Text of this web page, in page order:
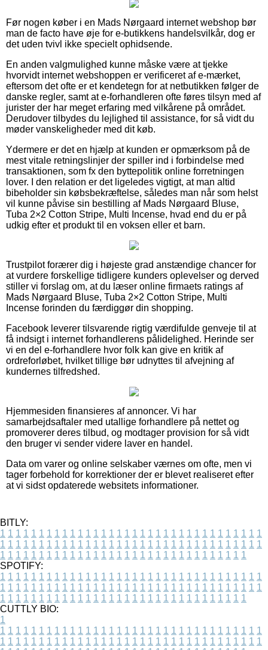
Før nogen køber i en Mads Nørgaard internet webshop bør
man de facto have øje for e-butikkens handelsvilkår, dog er
det uden tvivl ikke specielt ophidsende.
En anden valgmulighed kunne måske være at tjekke
hvorvidt internet webshoppen er verificeret af e-mærket,
eftersom det ofte er et kendetegn for at netbutikken følger de
danske regler, samt at e-forhandleren ofte føres tilsyn med af
jurister der har meget erfaring med vilkårene på området.
Derudover tilbydes du lejlighed til assistance, for så vidt du
møder vanskeligheder med dit køb.
Ydermere er det en hjælp at kunden er opmærksom på de
mest vitale retningslinjer der spiller ind i forbindelse med
transaktionen, som fx den byttepolitik online forretningen
lover. I den relation er det ligeledes vigtigt, at man altid
bibeholder sin købsbekræftelse, således man når som helst
vil kunne påvise sin bestilling af Mads Nørgaard Bluse,
Tuba 2×2 Cotton Stripe, Multi Incense, hvad end du er på
udkig efter et produkt til en voksen eller et barn.
Trustpilot forærer dig i højeste grad anstændige chancer for
at vurdere forskellige tidligere kunders oplevelser og derved
stiller vi forslag om, at du læser online firmaets ratings af
Mads Nørgaard Bluse, Tuba 2×2 Cotton Stripe, Multi
Incense forinden du færdiggør din shopping.
Facebook leverer tilsvarende rigtig værdifulde genveje til at
få indsigt i internet forhandlerens pålidelighed. Herinde ser
vi en del e-forhandlere hvor folk kan give en kritik af
ordreforløbet, hvilket tillige bør udnyttes til afvejning af
kundernes tilfredshed.
Hjemmesiden finansieres af annoncer. Vi har
samarbejdsaftaler med utallige forhandlere på nettet og
promoverer deres tilbud, og modtager provision for så vidt
den bruger vi sender videre laver en handel.
Data om varer og online selskaber værnes om ofte, men vi
tager forbehold for korrektioner der er blevet realiseret efter
at vi sidst opdaterede websitets informationer.
BITLY:
1 1 1 1 1 1 1 1 1 1 1 1 1 1 1 1 1 1 1 1 1 1 1 1 1 1 1 1 1 1 1 1 1 1
1 1 1 1 1 1 1 1 1 1 1 1 1 1 1 1 1 1 1 1 1 1 1 1 1 1 1 1 1 1 1 1 1 1
1 1 1 1 1 1 1 1 1 1 1 1 1 1 1 1 1 1 1 1 1 1 1 1 1 1 1 1 1 1 1 1
SPOTIFY:
1 1 1 1 1 1 1 1 1 1 1 1 1 1 1 1 1 1 1 1 1 1 1 1 1 1 1 1 1 1 1 1 1 1
1 1 1 1 1 1 1 1 1 1 1 1 1 1 1 1 1 1 1 1 1 1 1 1 1 1 1 1 1 1 1 1 1 1
1 1 1 1 1 1 1 1 1 1 1 1 1 1 1 1 1 1 1 1 1 1 1 1 1 1 1 1 1 1 1 1
CUTTLY BIO:
1
1 1 1 1 1 1 1 1 1 1 1 1 1 1 1 1 1 1 1 1 1 1 1 1 1 1 1 1 1 1 1 1 1 1
1 1 1 1 1 1 1 1 1 1 1 1 1 1 1 1 1 1 1 1 1 1 1 1 1 1 1 1 1 1 1 1 1 1